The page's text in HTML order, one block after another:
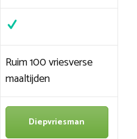
Ruim 100 vriesverse
maaltijden
Diepvriesman